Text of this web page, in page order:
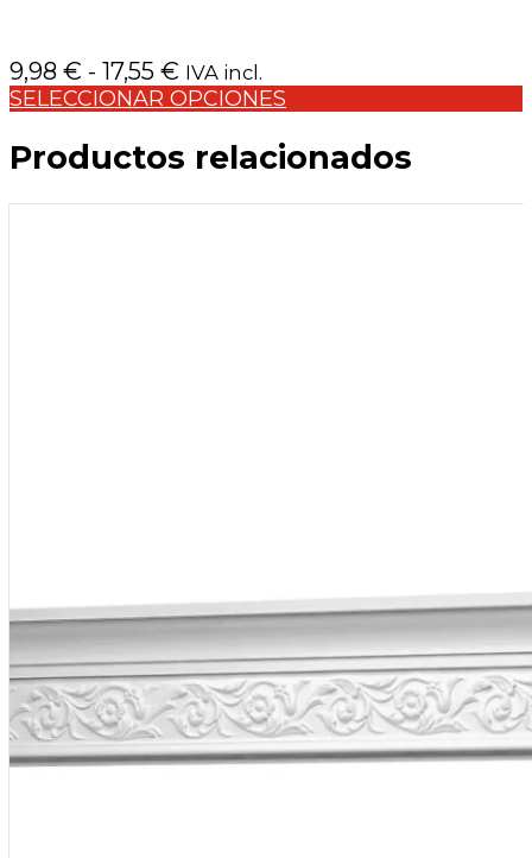
9,98 € - 17,55 € Rango
de
desde
hasta
IVA incl.
SELECCIONAR OPCIONES
Productos relacionados